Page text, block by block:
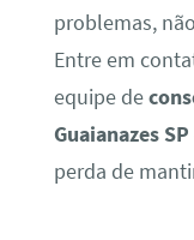
problemas,
Entre em
equipe de
Guaianazes SP
perda de